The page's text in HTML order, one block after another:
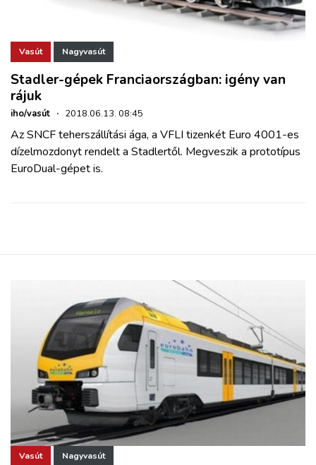
Vasút Nagyvasút
Stadler-gépek Franciaországban: igény van
rájuk
iho/vasút · 2018.06.13. 08:45
Az SNCF teherszállítási ága, a VFLI tizenkét Euro 4001-es
dízelmozdonyt rendelt a Stadlertől. Megveszik a prototípus
EuroDual-gépet is.
Vasút Nagyvasút